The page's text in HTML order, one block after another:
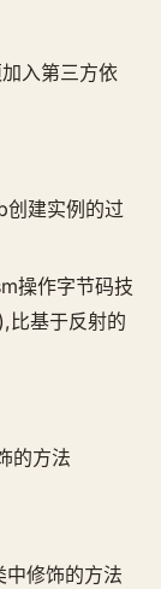
入第三方依
建实例的过
操作字节码技
比基于反射的
的方法
修饰的方法